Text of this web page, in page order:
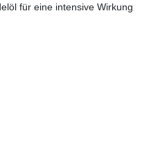
für eine intensive Wirkung